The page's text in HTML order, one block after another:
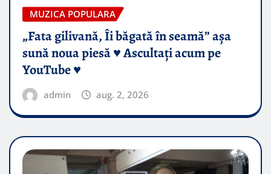
MUZICA POPULARA
„Fata gilivană, Îi băgată în seamă” așa
sună noua piesă ♥️ Ascultați acum pe
YouTube ♥️
admin aug. 2, 2026